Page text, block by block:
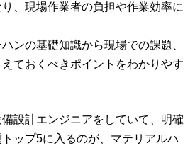
、現場作業者の負担や作業効率に
ンの基礎知識から現場での課題、
ておくべきポイントをわかりやす
設計エンジニアをしていて、明確
ップ5に入るのが、マテリアルハ